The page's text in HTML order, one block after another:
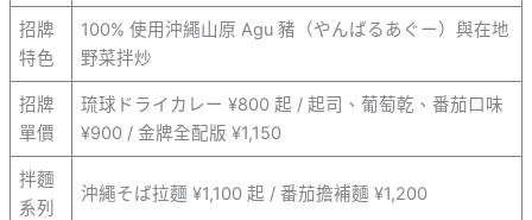
招牌
特色
100% 使用沖繩山原 Agu 豬（やんばるあぐー）與在地
野菜拌炒
招牌
單價
琉球ドライカレー ¥800 起 / 起司、葡萄乾、番茄口味
¥900 / 金牌全配版 ¥1,150
拌麵
系列
沖繩そば拉麵 ¥1,100 起 / 番茄擔補麵 ¥1,200